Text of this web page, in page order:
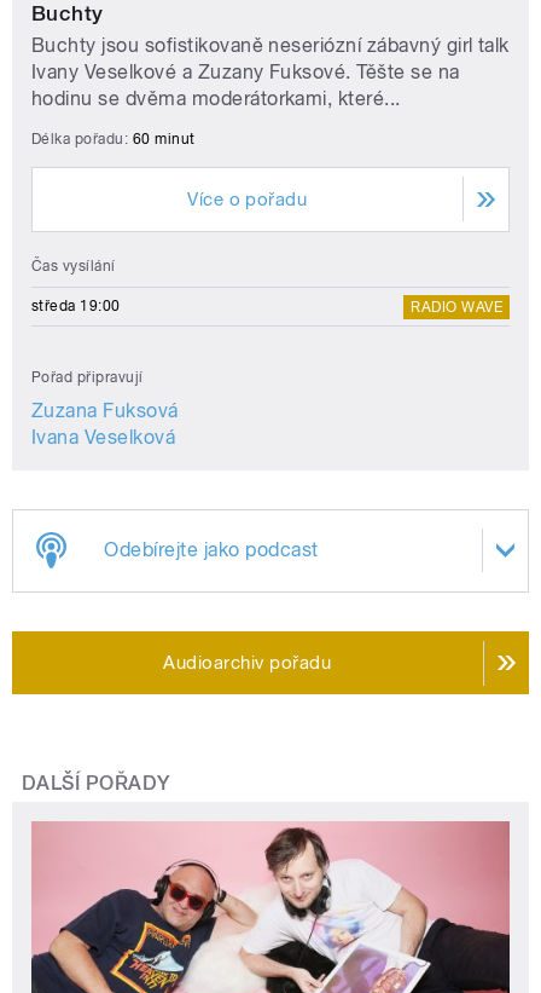
Buchty
Buchty jsou sofistikovaně neseriózní zábavný girl talk
Ivany Veselkové a Zuzany Fuksové. Těšte se na
hodinu se dvěma moderátorkami, které...
Délka pořadu: 60 minut
Více o pořadu
Čas vysílání
středa 19:00 RADIO WAVE
Pořad připravují
Zuzana Fuksová
Ivana Veselková
Odebírejte jako podcast
Audioarchiv pořadu
DALŠÍ POŘADY